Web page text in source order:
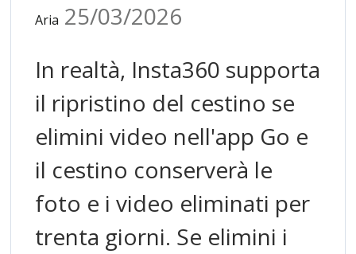
Aria 25/03/2026
In realtà, Insta360 supporta
il ripristino del cestino se
elimini video nell'app Go e
il cestino conserverà le
foto e i video eliminati per
trenta giorni. Se elimini i